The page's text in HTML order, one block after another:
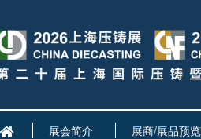
展会简介 展商/展品预览